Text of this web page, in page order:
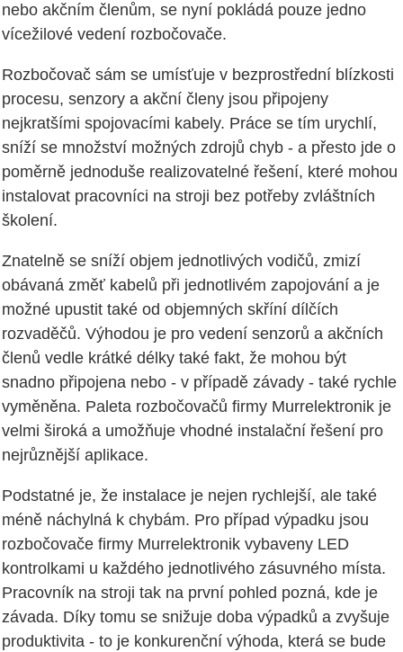
nebo akčním členům, se nyní pokládá pouze jedno
vícežilové vedení rozbočovače.
Rozbočovač sám se umísťuje v bezprostřední blízkosti
procesu, senzory a akční členy jsou připojeny
nejkratšími spojovacími kabely. Práce se tím urychlí,
sníží se množství možných zdrojů chyb - a přesto jde o
poměrně jednoduše realizovatelné řešení, které mohou
instalovat pracovníci na stroji bez potřeby zvláštních
školení.
Znatelně se sníží objem jednotlivých vodičů, zmizí
obávaná změť kabelů při jednotlivém zapojování a je
možné upustit také od objemných skříní dílčích
rozvaděčů. Výhodou je pro vedení senzorů a akčních
členů vedle krátké délky také fakt, že mohou být
snadno připojena nebo - v případě závady - také rychle
vyměněna. Paleta rozbočovačů firmy Murrelektronik je
velmi široká a umožňuje vhodné instalační řešení pro
nejrůznější aplikace.
Podstatné je, že instalace je nejen rychlejší, ale také
méně náchylná k chybám. Pro případ výpadku jsou
rozbočovače firmy Murrelektronik vybaveny LED
kontrolkami u každého jednotlivého zásuvného místa.
Pracovník na stroji tak na první pohled pozná, kde je
závada. Díky tomu se snižuje doba výpadků a zvyšuje
produktivita - to je konkurenční výhoda, která se bude